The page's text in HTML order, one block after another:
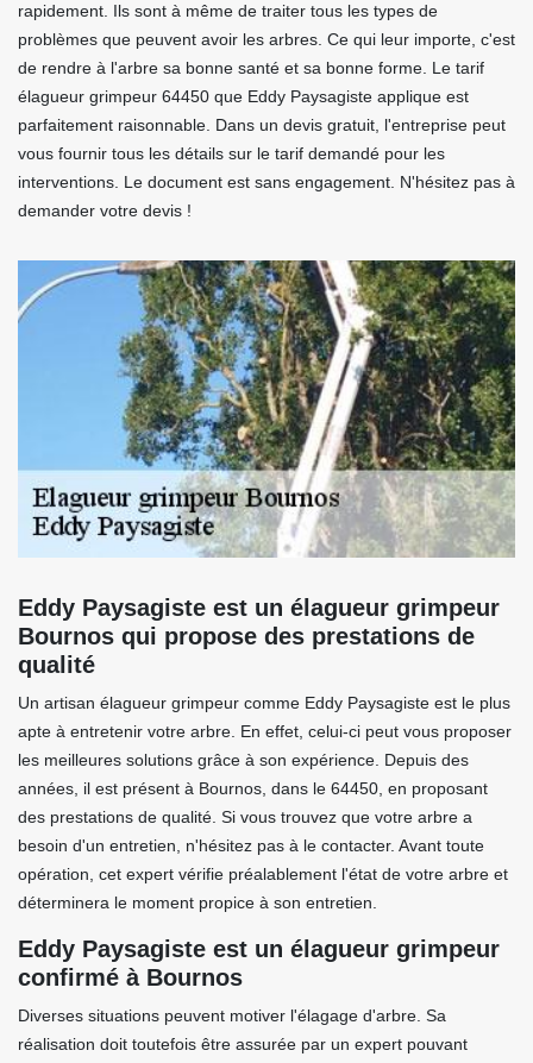
rapidement. Ils sont à même de traiter tous les types de
problèmes que peuvent avoir les arbres. Ce qui leur importe, c'est
de rendre à l'arbre sa bonne santé et sa bonne forme. Le tarif
élagueur grimpeur 64450 que Eddy Paysagiste applique est
parfaitement raisonnable. Dans un devis gratuit, l'entreprise peut
vous fournir tous les détails sur le tarif demandé pour les
interventions. Le document est sans engagement. N'hésitez pas à
demander votre devis !
Eddy Paysagiste est un élagueur grimpeur
Bournos qui propose des prestations de
qualité
Un artisan élagueur grimpeur comme Eddy Paysagiste est le plus
apte à entretenir votre arbre. En effet, celui-ci peut vous proposer
les meilleures solutions grâce à son expérience. Depuis des
années, il est présent à Bournos, dans le 64450, en proposant
des prestations de qualité. Si vous trouvez que votre arbre a
besoin d'un entretien, n'hésitez pas à le contacter. Avant toute
opération, cet expert vérifie préalablement l'état de votre arbre et
déterminera le moment propice à son entretien.
Eddy Paysagiste est un élagueur grimpeur
confirmé à Bournos
Diverses situations peuvent motiver l'élagage d'arbre. Sa
réalisation doit toutefois être assurée par un expert pouvant